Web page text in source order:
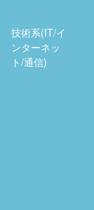
技術系(IT/イ
ンターネッ
ト/通信)